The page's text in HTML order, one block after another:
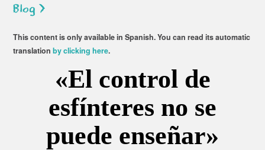
Blog >
This content is only available in Spanish. You can read its automatic
translationby clicking here.
«El control de
esfínteres no se
puede enseñar»